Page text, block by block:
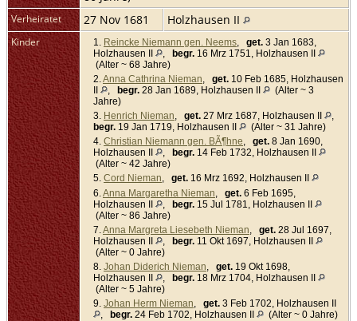
Verheiratet 27 Nov 1681 Holzhausen II
Kinder 1. Reincke Niemann gen. Neems, get. 3 Jan 1683,
Holzhausen II
, begr. 16 Mrz 1751, Holzhausen II
(Alter ~ 68 Jahre)
2.Anna Cathrina Nieman, get. 10 Feb 1685, Holzhausen
, begr. 28 Jan 1689, Holzhausen II
(Alter ~ 3
Jahre)
3. Henrich Nieman, get. 27 Mrz 1687, Holzhausen II
,
begr. 19 Jan 1719, Holzhausen II
(Alter ~ 31 Jahre)
4. Christian Niemann gen. BÃ¶hne, get. 8 Jan 1690,
Holzhausen II
, begr. 14 Feb 1732, Holzhausen II
(Alter ~ 42 Jahre)
5. Cord Nieman, get. 16 Mrz 1692, Holzhausen II
6.Anna Margaretha Nieman, get. 6 Feb 1695,
Holzhausen II
, begr. 15 Jul 1781, Holzhausen II
(Alter ~ 86 Jahre)
7.Anna Margreta Liesebeth Nieman, get. 28 Jul 1697,
Holzhausen II
, begr. 11 Okt 1697, Holzhausen II
(Alter ~ 0 Jahre)
8. Johan Diderich Nieman, get. 19 Okt 1698,
Holzhausen II
, begr. 18 Mrz 1704, Holzhausen II
(Alter ~ 5 Jahre)
9. Johan Herm Nieman, get. 3 Feb 1702, Holzhausen II
,
begr. 24 Feb 1702, Holzhausen II
(Alter ~ 0 Jahre)